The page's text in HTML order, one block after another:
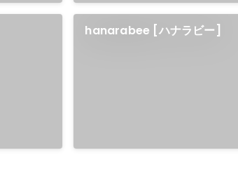
hanarabee [ハナラビー]